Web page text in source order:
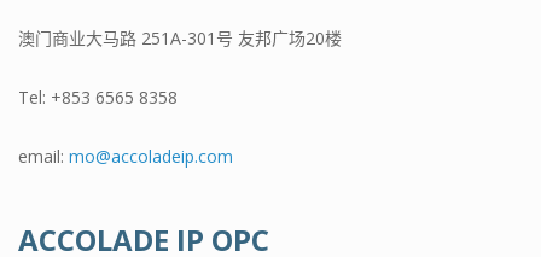
澳门商业大马路 251A-301号 友邦广场20楼
Tel: +853 6565 8358
email: mo@accoladeip.com
ACCOLADE IP OPC